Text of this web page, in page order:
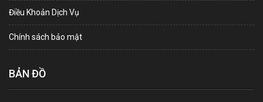
Điều Khoản Dịch Vụ
Chính sách bảo mật
BẢN ĐỒ